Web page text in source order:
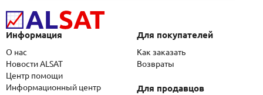
Информация
О нас
Новости ALSAT
Центр помощи
Информационный центр
Для покупателей
Как заказать
Возвраты
Для продавцов